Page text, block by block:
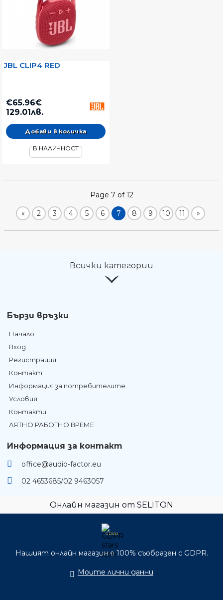
JBL CLIP4 RED
€65.96€
129.01лв.
В НАЛИЧНОСТ
Page 7 of 12
« 2 3 4 5 6 7 8 9 10 11 »
Всички категории
Бързи връзки
Начало
Вход
Регистрация
Контакт
Информация за потребителите
Условия
Контакти
ЛЯТНО РАБОТНО ВРЕМЕ
Информация за контакт
office@audio-factor.eu
02 4653685/02 9463057
Онлайн магазин от SELITON
GDPR
Нашият онлайн магазин е 100% съобразен с GDPR.
Моите лични данни